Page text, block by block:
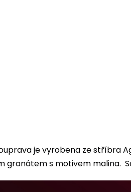
je vyrobena ze stříbra
granátem s motivem malina.